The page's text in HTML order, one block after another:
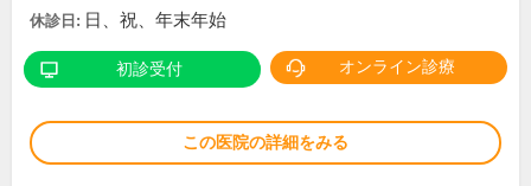
休診日: 日、祝、年末年始
初診受付 オンライン診療
この医院の詳細をみる